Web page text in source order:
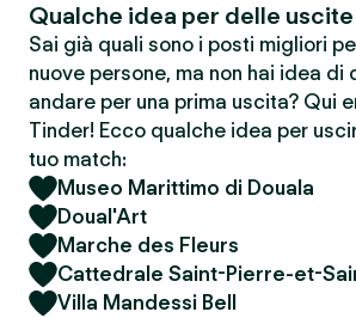
Qualche idea per delle uscite
Sai già quali sono i posti migliori
nuove persone, ma non hai idea
andare per una prima uscita? Qui
Tinder! Ecco qualche idea per
tuo match:
Museo Marittimo di Douala
Doual'Art
Marche des Fleurs
Cattedrale Saint-Pierre-et-
Villa Mandessi Bell